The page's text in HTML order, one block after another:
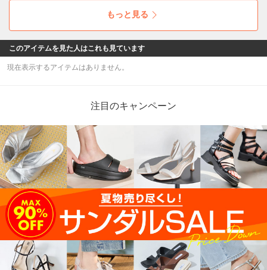
もっと見る
このアイテムを見た人はこれも見ています
現在表示するアイテムはありません。
注目のキャンペーン